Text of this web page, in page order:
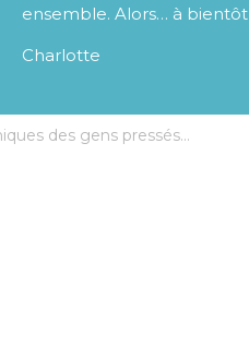
ensemble. Alors… à bientôt
Charlotte
des gens pressés...